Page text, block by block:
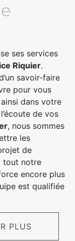
ses services
Riquier.
savoir-faire
pour vous
dans votre
de vos
, nous sommes
les
de
tout notre
encore plus
est qualifiée
PLUS